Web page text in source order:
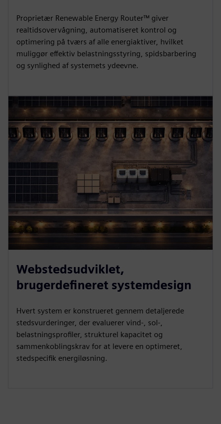
Proprietær Renewable Energy Router™ giver
realtidsovervågning, automatiseret kontrol og
optimering på tværs af alle energiaktiver, hvilket
muliggør effektiv belastningsstyring, spidsbarbering
og synlighed af systemets ydeevne.
Webstedsudviklet,
brugerdefineret systemdesign
Hvert system er konstrueret gennem detaljerede
stedsvurderinger, der evaluerer vind-, sol-,
belastningsprofiler, strukturel kapacitet og
sammenkoblingskrav for at levere en optimeret,
stedspecifik energiløsning.